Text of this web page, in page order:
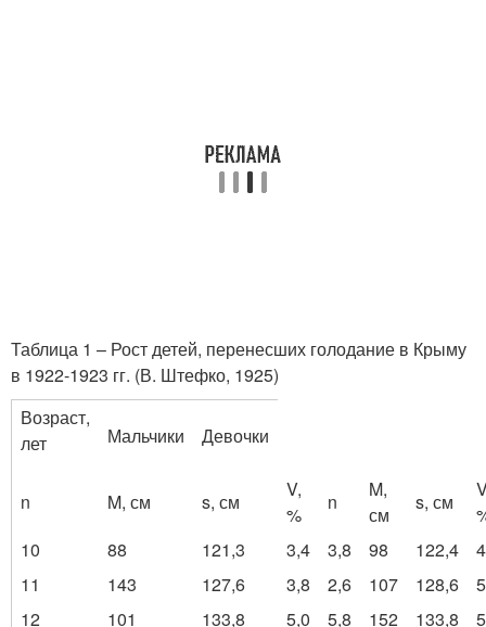
Таблица 1 – Рост детей, перенесших голодание в Крыму
в 1922-1923 гг. (В. Штефко, 1925)
Возраст,
лет
Мальчики Девочки
n M, см s, см
V,
%
n
M,
см
s, см
10
88 121,3 3,4 3,8 98 122,4
11
143 127,6 3,8 2,6 107 128,6
12
101 133,8 5,0 5,8 152 133,8